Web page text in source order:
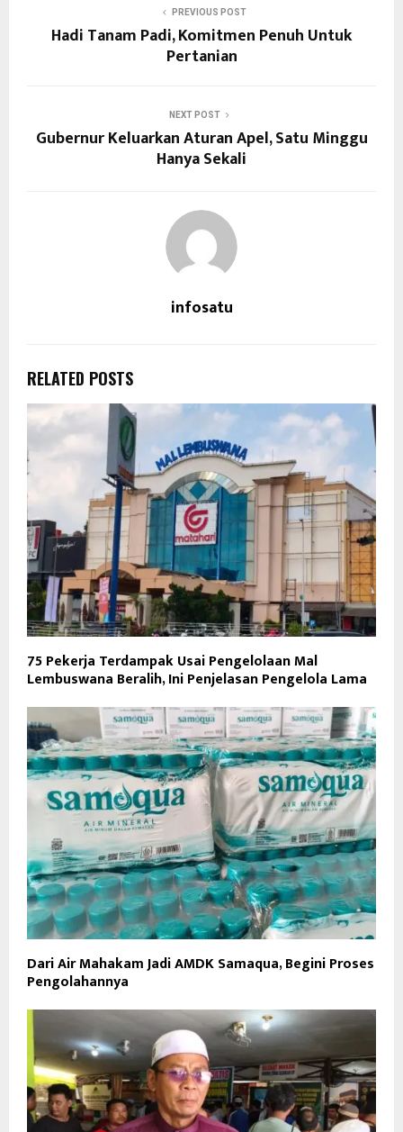
PREVIOUS POST
Hadi Tanam Padi, Komitmen Penuh Untuk
Pertanian
NEXT POST
Gubernur Keluarkan Aturan Apel, Satu Minggu
Hanya Sekali
infosatu
RELATED POSTS
75 Pekerja Terdampak Usai Pengelolaan Mal
Lembuswana Beralih, Ini Penjelasan Pengelola Lama
Dari Air Mahakam Jadi AMDK Samaqua, Begini Proses
Pengolahannya